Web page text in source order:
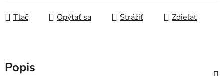
Tlač
Opýtať sa Strážiť Zdieľať
Popis